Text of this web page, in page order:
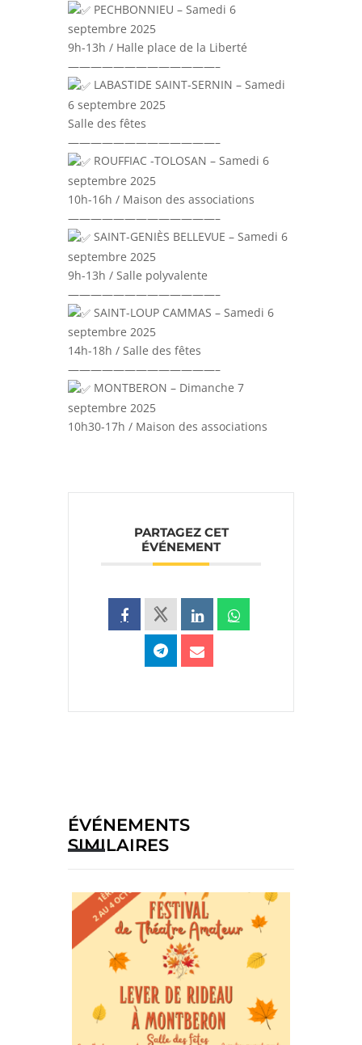
PECHBONNIEU – Samedi 6
septembre 2025
9h-13h / Halle place de la Liberté
—————————————–
LABASTIDE SAINT-SERNIN – Samedi
6 septembre 2025
Salle des fêtes
—————————————–
ROUFFIAC -TOLOSAN – Samedi 6
septembre 2025
10h-16h / Maison des associations
—————————————–
SAINT-GENIÈS BELLEVUE – Samedi 6
septembre 2025
9h-13h / Salle polyvalente
—————————————–
SAINT-LOUP CAMMAS – Samedi 6
septembre 2025
14h-18h / Salle des fêtes
—————————————–
MONTBERON – Dimanche 7
septembre 2025
10h30-17h / Maison des associations
PARTAGEZ CET
ÉVÉNEMENT
ÉVÉNEMENTS
SIMILAIRES